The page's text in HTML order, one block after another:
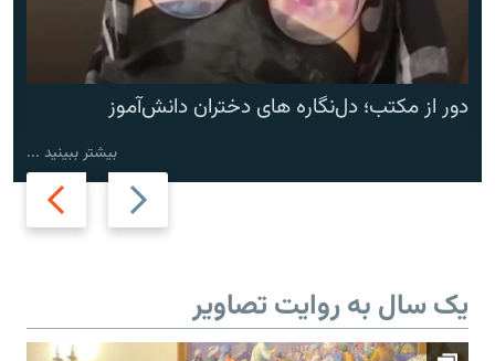
Previous
slide
Next
slide
دور از مکتب؛ دل‌نگاره های دختران دانش‌آموز
بیشتر ببینید ...
یک سال به روایت تصاویر